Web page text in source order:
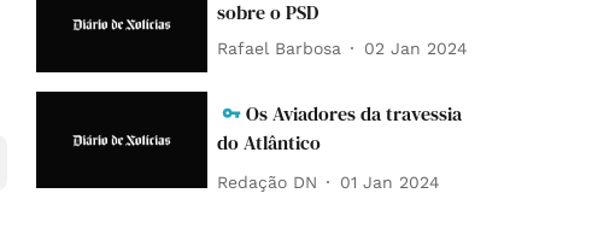
sobre o PSD
Rafael Barbosa 02 Jan 2024
Os Aviadores da travessia
do Atlântico
Redação DN 01 Jan 2024